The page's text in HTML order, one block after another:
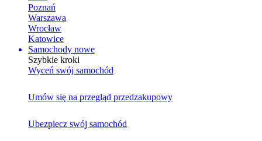
Poznań
Warszawa
Wrocław
Katowice
Samochody nowe
Szybkie kroki
Wyceń swój samochód
Umów się na przegląd przedzakupowy
Ubezpiecz swój samochód